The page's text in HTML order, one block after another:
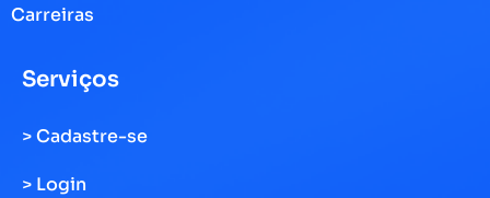
Carreiras
Serviços
> Cadastre-se
> Login